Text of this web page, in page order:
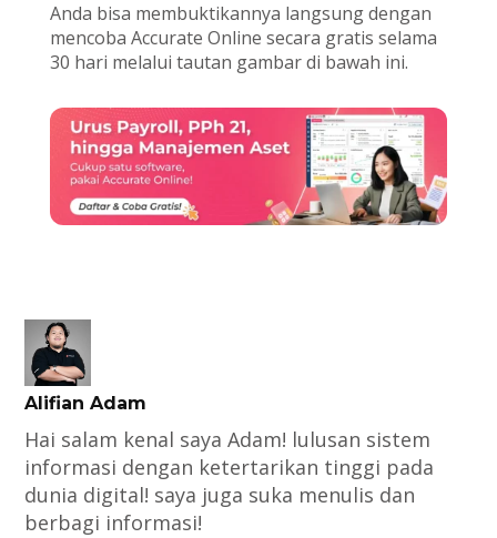
Anda bisa membuktikannya langsung dengan
mencoba Accurate Online secara gratis selama
30 hari melalui tautan gambar di bawah ini.
Alifian Adam
Hai salam kenal saya Adam! lulusan sistem
informasi dengan ketertarikan tinggi pada
dunia digital! saya juga suka menulis dan
berbagi informasi!